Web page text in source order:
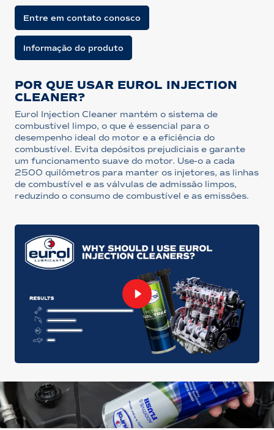
Entre em contato conosco
Informação do produto
POR QUE USAR EUROL INJECTION
CLEANER?
Eurol Injection Cleaner mantém o sistema de
combustível limpo, o que é essencial para o
desempenho ideal do motor e a eficiência do
combustível. Evita depósitos prejudiciais e garante
um funcionamento suave do motor. Use-o a cada
2500 quilômetros para manter os injetores, as linhas
de combustível e as válvulas de admissão limpos,
reduzindo o consumo de combustível e as emissões.